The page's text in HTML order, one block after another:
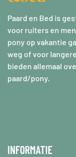
Paard en Bed is
voor ruiters en
pony op vakantie
weg of voor
bieden allemaal
paard/pony.
INFORMATIE